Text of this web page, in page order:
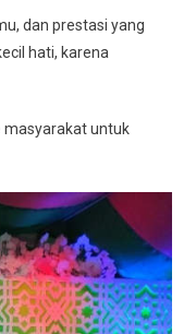
dan prestasi yang
hati, karena
masyarakat untuk